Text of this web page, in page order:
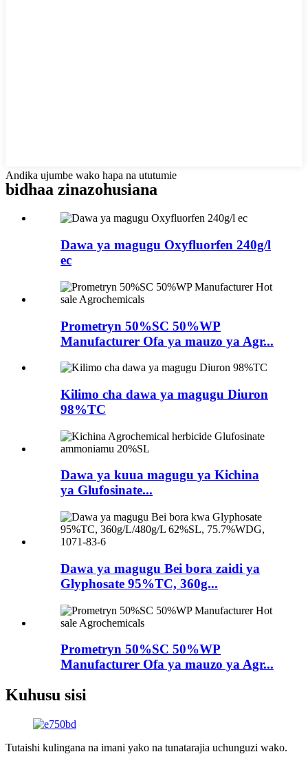
Andika ujumbe wako hapa na ututumie
bidhaa zinazohusiana
Dawa ya magugu Oxyfluorfen 240g/l
ec
Prometryn 50%SC 50%WP
Manufacturer Ofa ya mauzo ya Agr...
Kilimo cha dawa ya magugu Diuron
98%TC
Dawa ya kuua magugu ya Kichina
ya Glufosinate...
Dawa ya magugu Bei bora zaidi ya
Glyphosate 95%TC, 360g...
Prometryn 50%SC 50%WP
Manufacturer Ofa ya mauzo ya Agr...
Kuhusu sisi
Tutaishi kulingana na imani yako na tunatarajia uchunguzi wako.